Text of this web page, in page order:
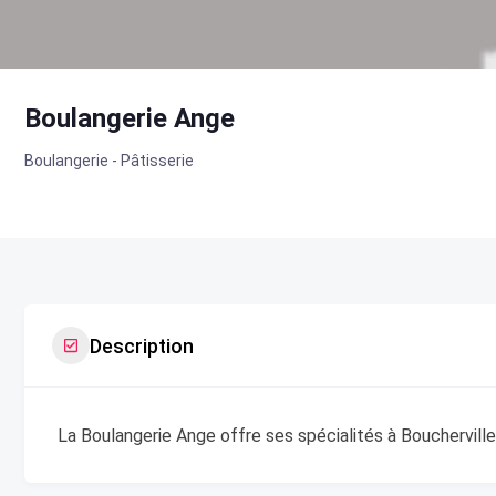
Boulangerie Ange
Boulangerie - Pâtisserie
Description
La Boulangerie Ange offre ses spécialités à